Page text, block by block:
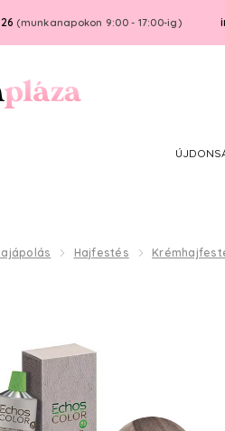
(munkanapokon 9:00 - 17:00-ig)
Hajfestés